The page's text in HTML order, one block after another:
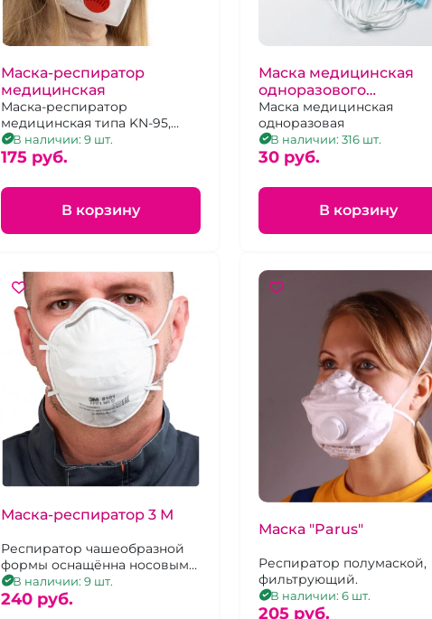
Маска-респиратор
медицинская
Маска-респиратор
медицинская типа KN-95,
одноразовая, нестерильтная,
со степенью защиты FFP3, с
клапаном.
В наличии: 9 шт.
175 pуб.
В корзину
Маска медицинская
одноразового
использования
Маска медицинская
одноразовая
В наличии: 316 шт.
30 pуб.
В корзину
Маска-респиратор 3 М
Респиратор чашеобразной
формы оснащённа носовым
зажимом. Размер
универсальный.
В наличии: 9 шт.
240 pуб.
Маска "Parus"
Респиратор полумаской,
фильтрующий.
В наличии: 6 шт.
205 pуб.